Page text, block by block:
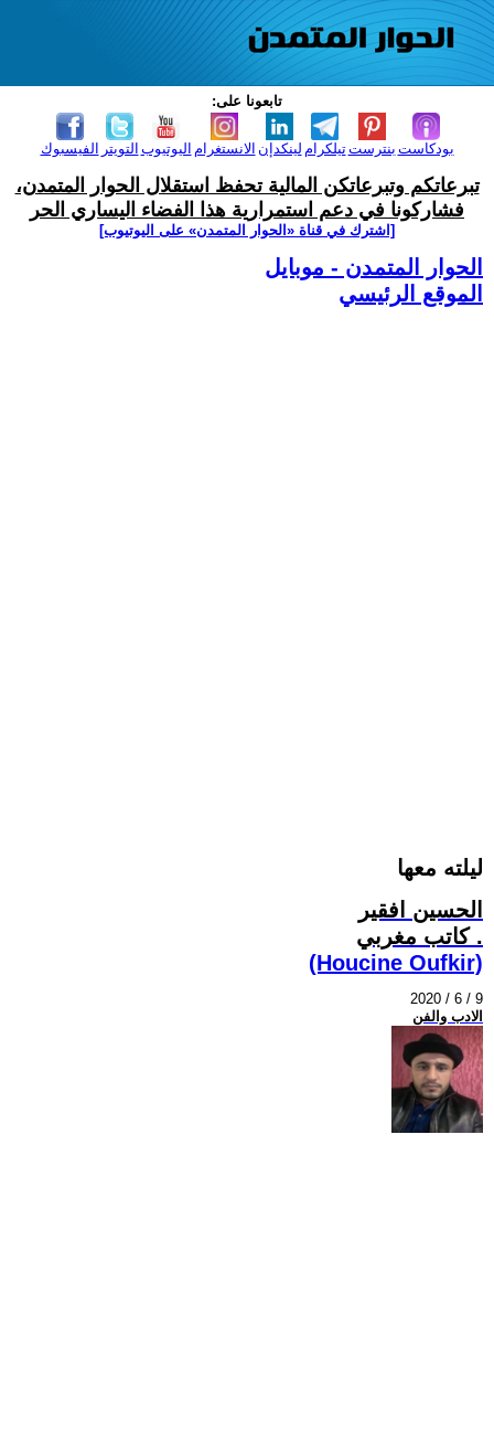
تابعونا على:
الفيسبوك التويتر اليوتيوب الانستغرام لينكدإن تيلكرامبنترست بودكاست
تبرعاتكم وتبرعاتكن المالية تحفظ استقلال الحوار المتمدن،
فشاركونا في دعم استمرارية هذا الفضاء اليساري الحر
[اشترك في قناة ‫«الحوار المتمدن» على اليوتيوب]
الحوار المتمدن - موبايل
الموقع الرئيسي
ليلته معها
الحسين افقير
كاتب مغربي .
(Houcine Oufkir)
2020 / 6 / 9
الادب والفن